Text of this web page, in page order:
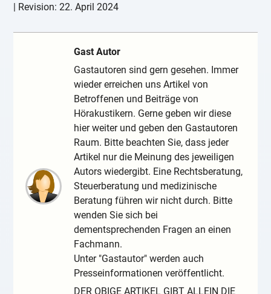
| Revision:22. April 2024
Gast Autor
Gastautoren sind gern gesehen. Immer
wieder erreichen uns Artikel von
Betroffenen und Beiträge von
Hörakustikern. Gerne geben wir diese
hier weiter und geben den Gastautoren
Raum. Bitte beachten Sie, dass jeder
Artikel nur die Meinung des jeweiligen
Autors wiedergibt. Eine Rechtsberatung,
Steuerberatung und medizinische
Beratung führen wir nicht durch. Bitte
wenden Sie sich bei
dementsprechenden Fragen an einen
Fachmann.
Unter "Gastautor" werden auch
Presseinformationen veröffentlicht.
DER OBIGE ARTIKEL GIBT ALLEIN DIE